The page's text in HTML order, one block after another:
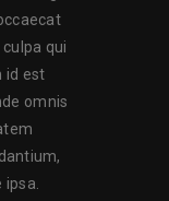
qui
id est
omnis